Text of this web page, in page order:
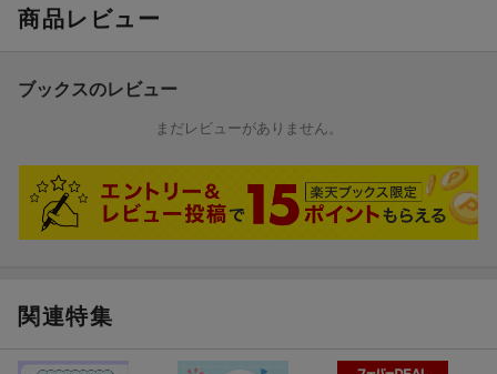
目指せ「令和の怪談の偉人」（？）
収録人物：
本書で紹介した「偉人の怪談」が、いつごろ起きたとされている
紹介した人物に関連することを中心にした史実の出来事と並べて
年表化。
商品レビュー
ブックスのレビュー
まだレビューがありません。
関連特集